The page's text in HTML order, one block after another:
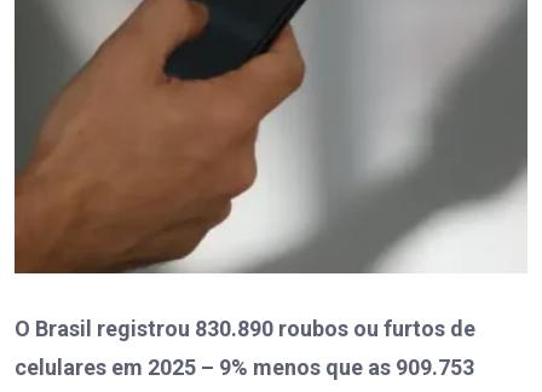
O Brasil registrou 830.890 roubos ou furtos de
celulares em 2025 – 9% menos que as 909.753